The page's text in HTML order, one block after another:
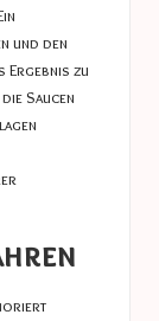
und den
Ergebnis zu
Saucen